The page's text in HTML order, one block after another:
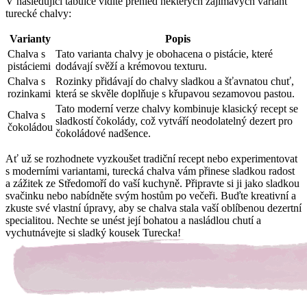
turecké chalvy:
Varianty
Popis
Chalva s
pistáciemi
Tato varianta chalvy je obohacena o pistácie, které
dodávají svěží a krémovou texturu.
Chalva s
rozinkami
Rozinky přidávají do chalvy sladkou a šťavnatou chuť,
která se skvěle doplňuje s křupavou sezamovou pastou.
Chalva s
čokoládou
Tato moderní verze chalvy kombinuje klasický recept se
sladkostí čokolády, což vytváří neodolatelný dezert pro
čokoládové nadšence.
Ať už se rozhodnete vyzkoušet tradiční recept nebo experimentovat
s moderními variantami, turecká chalva vám přinese sladkou radost
a zážitek ze Středomoří do vaší kuchyně. Připravte si ji jako sladkou
svačinku nebo nabídněte svým hostům po večeři. Buďte kreativní a
zkuste své vlastní úpravy, aby se chalva stala vaší oblíbenou dezertní
specialitou. Nechte se unést její bohatou a nasládlou chutí a
vychutnávejte si sladký kousek Turecka!